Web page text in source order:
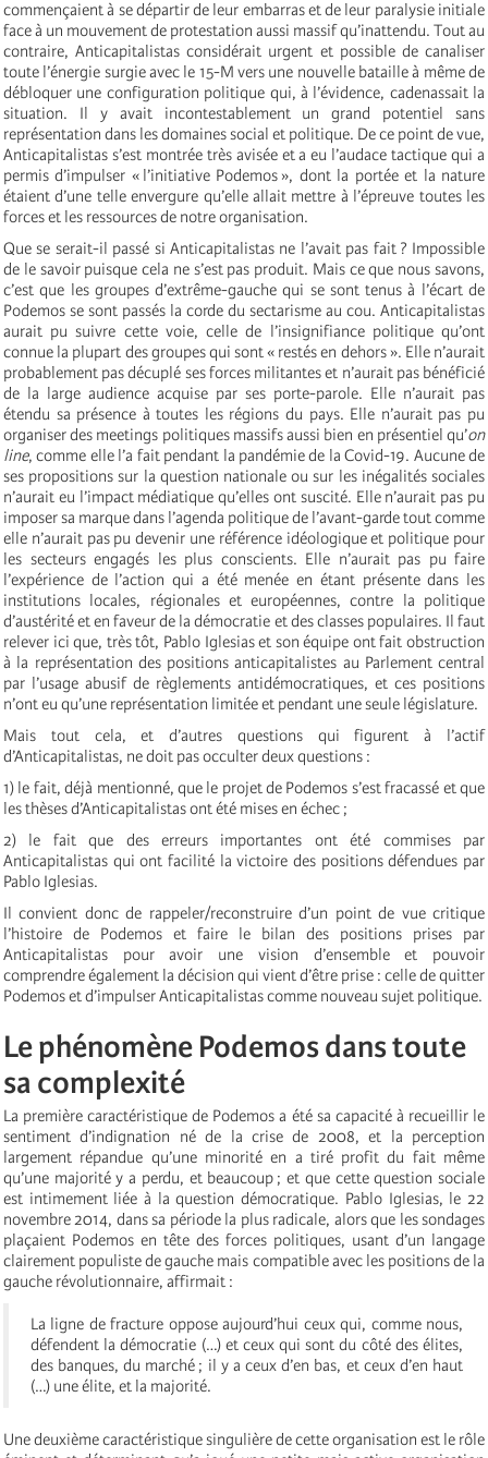
commençaient à se départir de leur embarras et de leur paralysie initiale
face à un mouvement de protestation aussi massif qu’inattendu. Tout au
contraire, Anticapitalistas considérait urgent et possible de canaliser
toute l’énergie surgie avec le 15-M vers une nouvelle bataille à même de
débloquer une configuration politique qui, à l’évidence, cadenassait la
situation. Il y avait incontestablement un grand potentiel sans
représentation dans les domaines social et politique. De ce point de vue,
Anticapitalistas s’est montrée très avisée et a eu l’audace tactique qui a
permis d’impulser « l’initiative Podemos », dont la portée et la nature
étaient d’une telle envergure qu’elle allait mettre à l’épreuve toutes les
forces et les ressources de notre organisation.
Que se serait-il passé si Anticapitalistas ne l’avait pas fait ? Impossible
de le savoir puisque cela ne s’est pas produit. Mais ce que nous savons,
c’est que les groupes d’extrême-gauche qui se sont tenus à l’écart de
Podemos se sont passés la corde du sectarisme au cou. Anticapitalistas
aurait pu suivre cette voie, celle de l’insignifiance politique qu’ont
connue la plupart des groupes qui sont « restés en dehors ». Elle n’aurait
probablement pas décuplé ses forces militantes et n’aurait pas bénéficié
de la large audience acquise par ses porte-parole. Elle n’aurait pas
étendu sa présence à toutes les régions du pays. Elle n’aurait pas pu
organiser des meetings politiques massifs aussi bien en présentiel qu’on
line, comme elle l’a fait pendant la pandémie de la Covid-19. Aucune de
ses propositions sur la question nationale ou sur les inégalités sociales
n’aurait eu l’impact médiatique qu’elles ont suscité. Elle n’aurait pas pu
imposer sa marque dans l’agenda politique de l’avant-garde tout comme
elle n’aurait pas pu devenir une référence idéologique et politique pour
les secteurs engagés les plus conscients. Elle n’aurait pas pu faire
l’expérience de l’action qui a été menée en étant présente dans les
institutions locales, régionales et européennes, contre la politique
d’austérité et en faveur de la démocratie et des classes populaires. Il faut
relever ici que, très tôt, Pablo Iglesias et son équipe ont fait obstruction
à la représentation des positions anticapitalistes au Parlement central
par l’usage abusif de règlements antidémocratiques, et ces positions
n’ont eu qu’une représentation limitée et pendant une seule législature.
Mais tout cela, et d’autres questions qui figurent à l’actif
d’Anticapitalistas, ne doit pas occulter deux questions :
1) le fait, déjà mentionné, que le projet de Podemos s’est fracassé et que
les thèses d’Anticapitalistas ont été mises en échec ;
2) le fait que des erreurs importantes ont été commises par
Anticapitalistas qui ont facilité la victoire des positions défendues par
Pablo Iglesias.
Il convient donc de rappeler/reconstruire d’un point de vue critique
l’histoire de Podemos et faire le bilan des positions prises par
Anticapitalistas pour avoir une vision d’ensemble et pouvoir
comprendre également la décision qui vient d’être prise : celle de quitter
Podemos et d’impulser Anticapitalistas comme nouveau sujet politique.
Le phénomène Podemos dans toute
sa complexité
La première caractéristique de Podemos a été sa capacité à recueillir le
sentiment d’indignation né de la crise de 2008, et la perception
largement répandue qu’une minorité en a tiré profit du fait même
qu’une majorité y a perdu, et beaucoup ; et que cette question sociale
est intimement liée à la question démocratique. Pablo Iglesias, le 22
novembre 2014, dans sa période la plus radicale, alors que les sondages
plaçaient Podemos en tête des forces politiques, usant d’un langage
clairement populiste de gauche mais compatible avec les positions de la
gauche révolutionnaire, affirmait :
La ligne de fracture oppose aujourd’hui ceux qui, comme nous,
défendent la démocratie (…) et ceux qui sont du côté des élites,
des banques, du marché ; il y a ceux d’en bas, et ceux d’en haut
(…) une élite, et la majorité.
Une deuxième caractéristique singulière de cette organisation est le rôle